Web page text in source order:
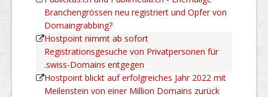
Branchengrössen neu registriert und Opfer von
Domaingrabbing?
Hostpoint nimmt ab sofort
Registrationsgesuche von Privatpersonen für
.swiss-Domains entgegen
Hostpoint blickt auf erfolgreiches Jahr 2022 mit
Meilenstein von einer Million Domains zurück